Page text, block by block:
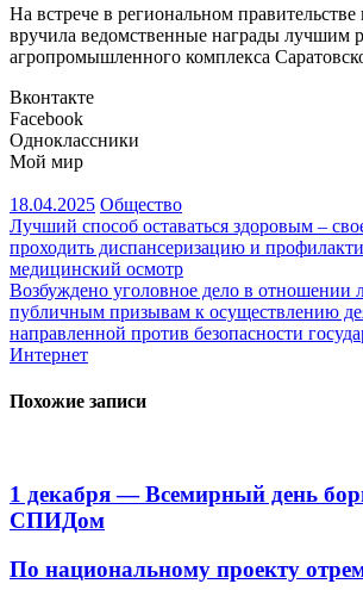
На встрече в региональном правительстве
вручила ведомственные награды лучшим
агропромышленного комплекса
Вконтакте
Facebook
Одноклассники
Мой мир
18.04.2025 Общество
Навигация
по
записям
Лучший способ оставаться здоровым –
проходить диспансеризацию и
медицинский осмотр
Возбуждено уголовное дело в отношении
публичным призывам к осуществлению
направленной против безопасности
Интернет
Похожие записи
1 декабря — Всемирный день
СПИДом
По национальному проекту